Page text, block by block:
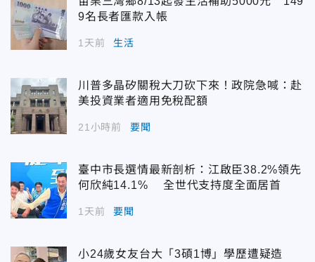
9名長者匯款入帳
1天前 生活
川普多晶矽關稅大刀砍下來！政院急喊：赴
美投資業者適用免稅配額
21小時前 要聞
臺中市長選情最新剖析：江啟臣38.2%領先
何欣純14.1% 全世代支持度全面居首
1天前 要聞
小24歲女友台大「3碩1博」學歷遭疑造